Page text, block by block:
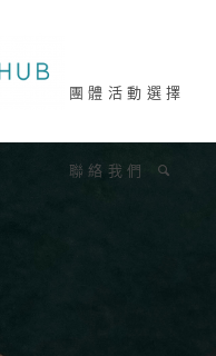
團 體 活 動 選 擇
聯 絡 我 們